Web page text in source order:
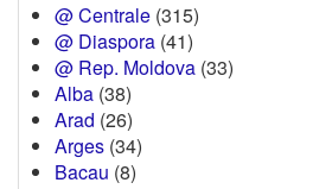
@ Centrale (315)
@ Diaspora (41)
@ Rep. Moldova (33)
Alba (38)
Arad (26)
Arges (34)
Bacau (8)